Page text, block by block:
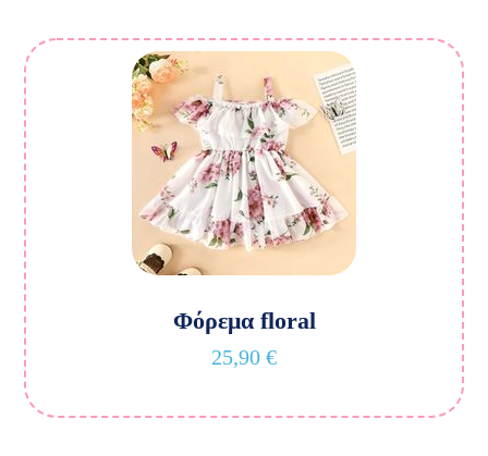
Φόρεμα floral
25,90 €